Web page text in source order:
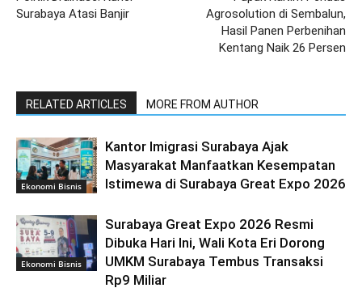
Surabaya Atasi Banjir
Agrosolution di Sembalun,
Hasil Panen Perbenihan
Kentang Naik 26 Persen
RELATED ARTICLES MORE FROM AUTHOR
Ekonomi Bisnis
Kantor Imigrasi Surabaya Ajak
Masyarakat Manfaatkan Kesempatan
Istimewa di Surabaya Great Expo 2026
Ekonomi Bisnis
Surabaya Great Expo 2026 Resmi
Dibuka Hari Ini, Wali Kota Eri Dorong
UMKM Surabaya Tembus Transaksi
Rp9 Miliar